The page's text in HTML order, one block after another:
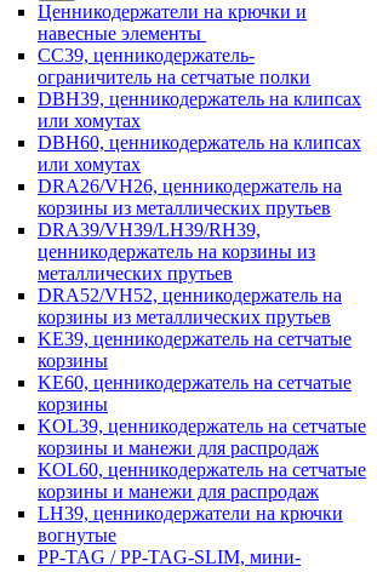
Ценникодержатели на крючки и
навесные элементы
CC39, ценникодержатель-
ограничитель на сетчатые полки
DBH39, ценникодержатель на клипсах
или хомутах
DBH60, ценникодержатель на клипсах
или хомутах
DRA26/VH26, ценникодержатель на
корзины из металлических прутьев
DRA39/VH39/LH39/RH39,
ценникодержатель на корзины из
металлических прутьев
DRA52/VH52, ценникодержатель на
корзины из металлических прутьев
KE39, ценникодержатель на сетчатые
корзины
KE60, ценникодержатель на сетчатые
корзины
KOL39, ценникодержатель на сетчатые
корзины и манежи для распродаж
KOL60, ценникодержатель на сетчатые
корзины и манежи для распродаж
LH39, ценникодержатели на крючки
вогнутые
PP-TAG / PP-TAG-SLIM, мини-